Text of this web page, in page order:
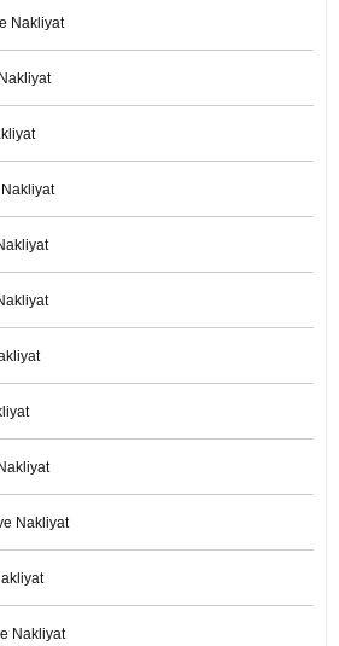
Nakliyat
Nakliyat
Nakliyat
Nakliyat